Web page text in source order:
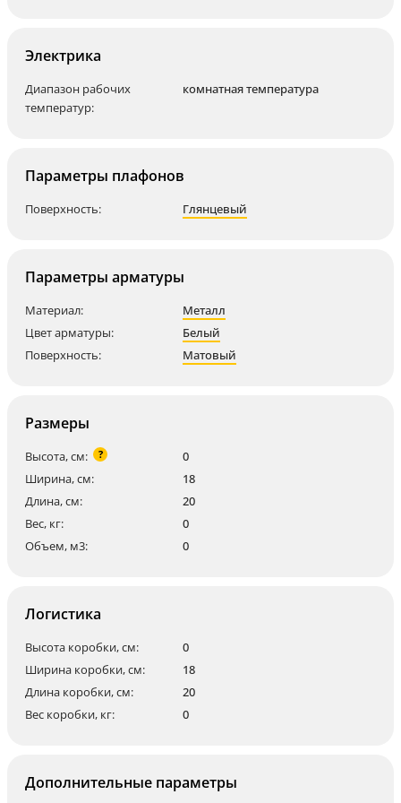
Электрика
Диапазон рабочих
температур:
комнатная температура
Параметры плафонов
Поверхность: Глянцевый
Параметры арматуры
Материал:
Металл
Цвет арматуры:
Белый
Поверхность:
Матовый
Размеры
Высота, см: ?
0
Ширина, см:
18
Длина, см:
20
Вес, кг:
0
Объем, м3:
0
Логистика
Высота коробки, см:
0
Ширина коробки, см:
18
Длина коробки, см:
20
Вес коробки, кг:
0
Дополнительные параметры